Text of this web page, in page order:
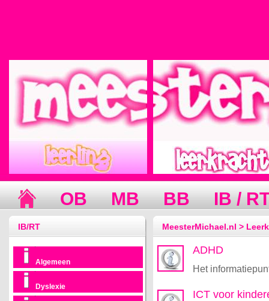
OB MB BB IB /
IB/RT
Algemeen
Dyslexie
MeesterMichael.nl >
ADHD
Het
ICT voor